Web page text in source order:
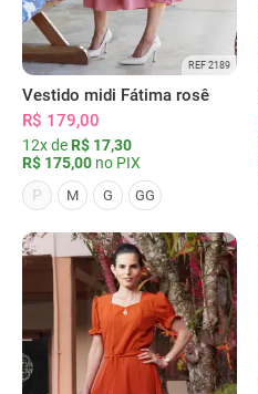
REF 2189
Vestido midi Fátima rosê
R$ 179,00
12x de R$ 17,30
R$ 175,00 no PIX
P
M G GG